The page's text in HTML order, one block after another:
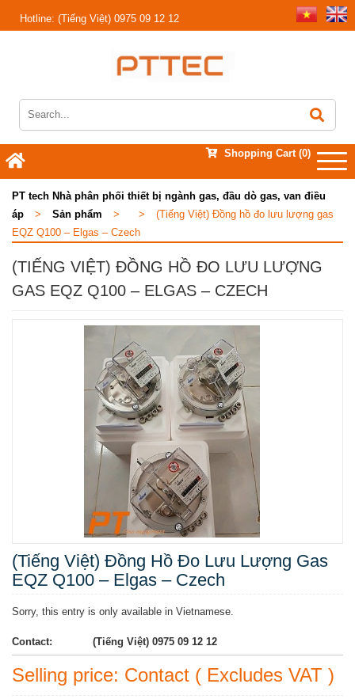
Hotline: (Tiếng Việt) 0975 09 12 12
Shopping Cart (0)
PT tech Nhà phân phối thiết bị ngành gas, đầu dò gas, van điều
áp
> Sản phẩm > >
(Tiếng Việt) Đồng hồ đo lưu lượng gas
EQZ Q100 – Elgas – Czech
(TIẾNG VIỆT) ĐỒNG HỒ ĐO LƯU LƯỢNG
GAS EQZ Q100 – ELGAS – CZECH
(Tiếng Việt) Đồng Hồ Đo Lưu Lượng Gas
EQZ Q100 – Elgas – Czech
Sorry, this entry is only available in Vietnamese.
Contact: (Tiếng Việt) 0975 09 12 12
Selling price: Contact ( Excludes VAT )